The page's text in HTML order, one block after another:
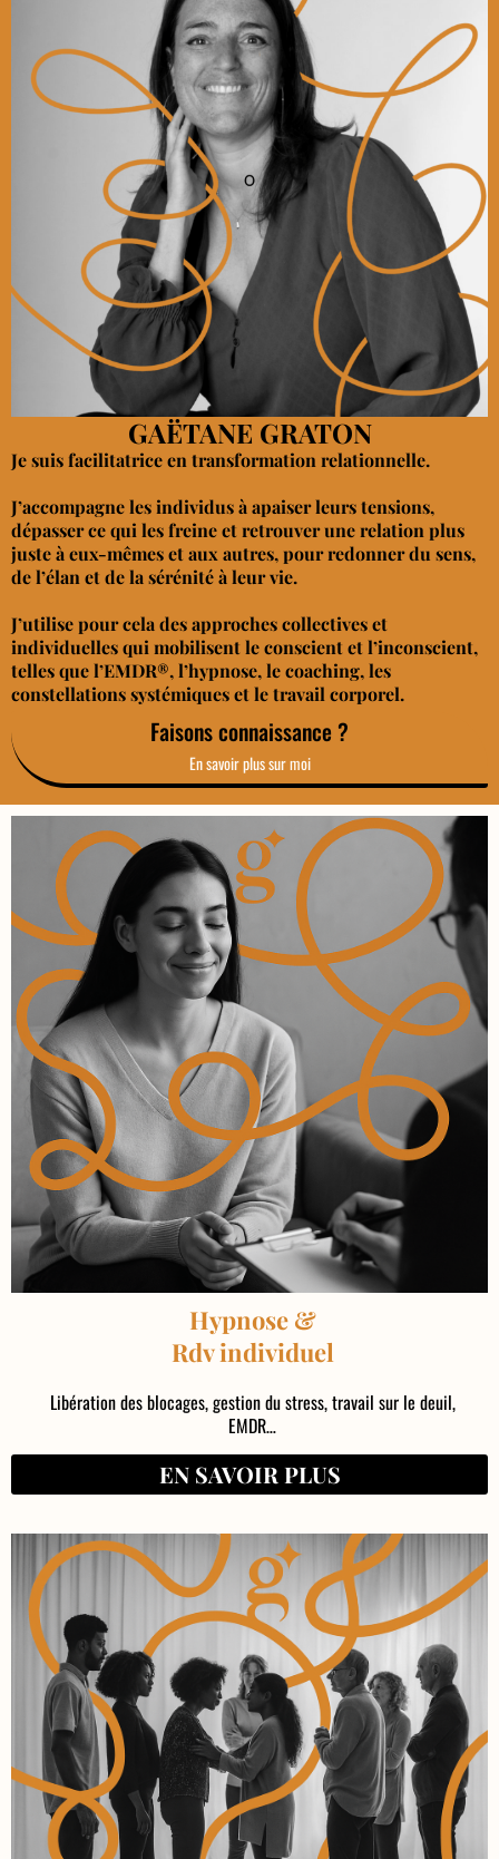
GAËTANE GRATON
Je suis facilitatrice en transformation relationnelle.
J’accompagne les individus à apaiser leurs tensions,
dépasser ce qui les freine et retrouver une relation plus
juste à eux-mêmes et aux autres, pour redonner du sens,
de l’élan et de la sérénité à leur vie.
J’utilise pour cela des approches collectives et
individuelles qui mobilisent le conscient et l’inconscient,
telles que l’EMDR®, l’hypnose, le coaching, les
constellations systémiques et le travail corporel.
Faisons connaissance ?
En savoir plus sur moi
Hypnose &
Rdv individuel
Libération des blocages, gestion du stress, travail sur le deuil,
EMDR…
EN SAVOIR PLUS